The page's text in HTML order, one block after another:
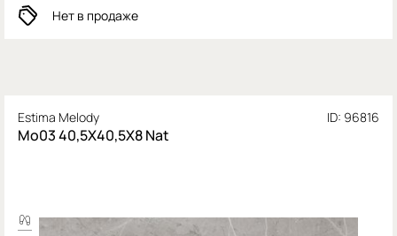
Нет в продаже
Estima Melody ID: 96816
Mo03 40,5X40,5Х8 Nat